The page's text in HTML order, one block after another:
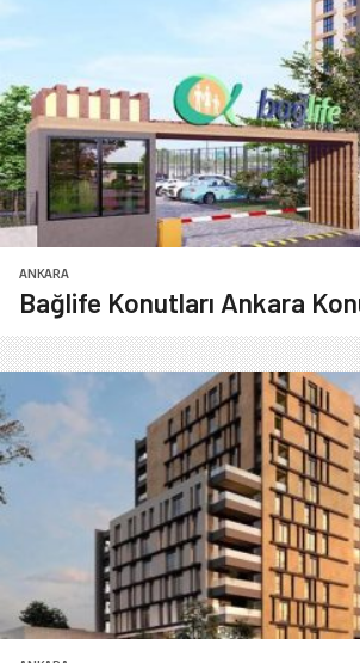
ANKARA
Bağlife Konutları Ankara